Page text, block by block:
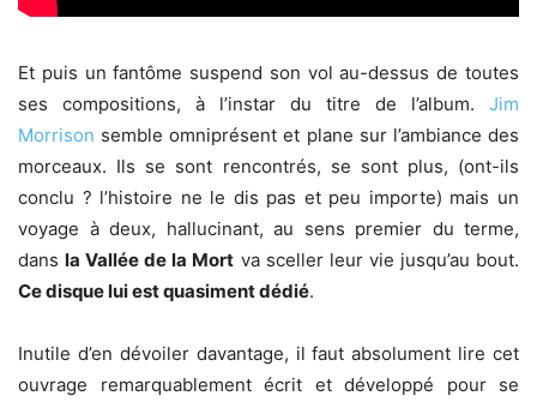
Et puis un fantôme suspend son vol au-dessus de toutes
ses compositions, à l’instar du titre de l’album. Jim
Morrison semble omniprésent et plane sur l’ambiance des
morceaux. Ils se sont rencontrés, se sont plus, (ont-ils
conclu ? l’histoire ne le dis pas et peu importe) mais un
voyage à deux, hallucinant, au sens premier du terme,
dansla Vallée de la Mort va sceller leur vie jusqu’au bout.
Ce disque lui est quasiment dédié.
Inutile d’en dévoiler davantage, il faut absolument lire cet
ouvrage remarquablement écrit et développé pour se